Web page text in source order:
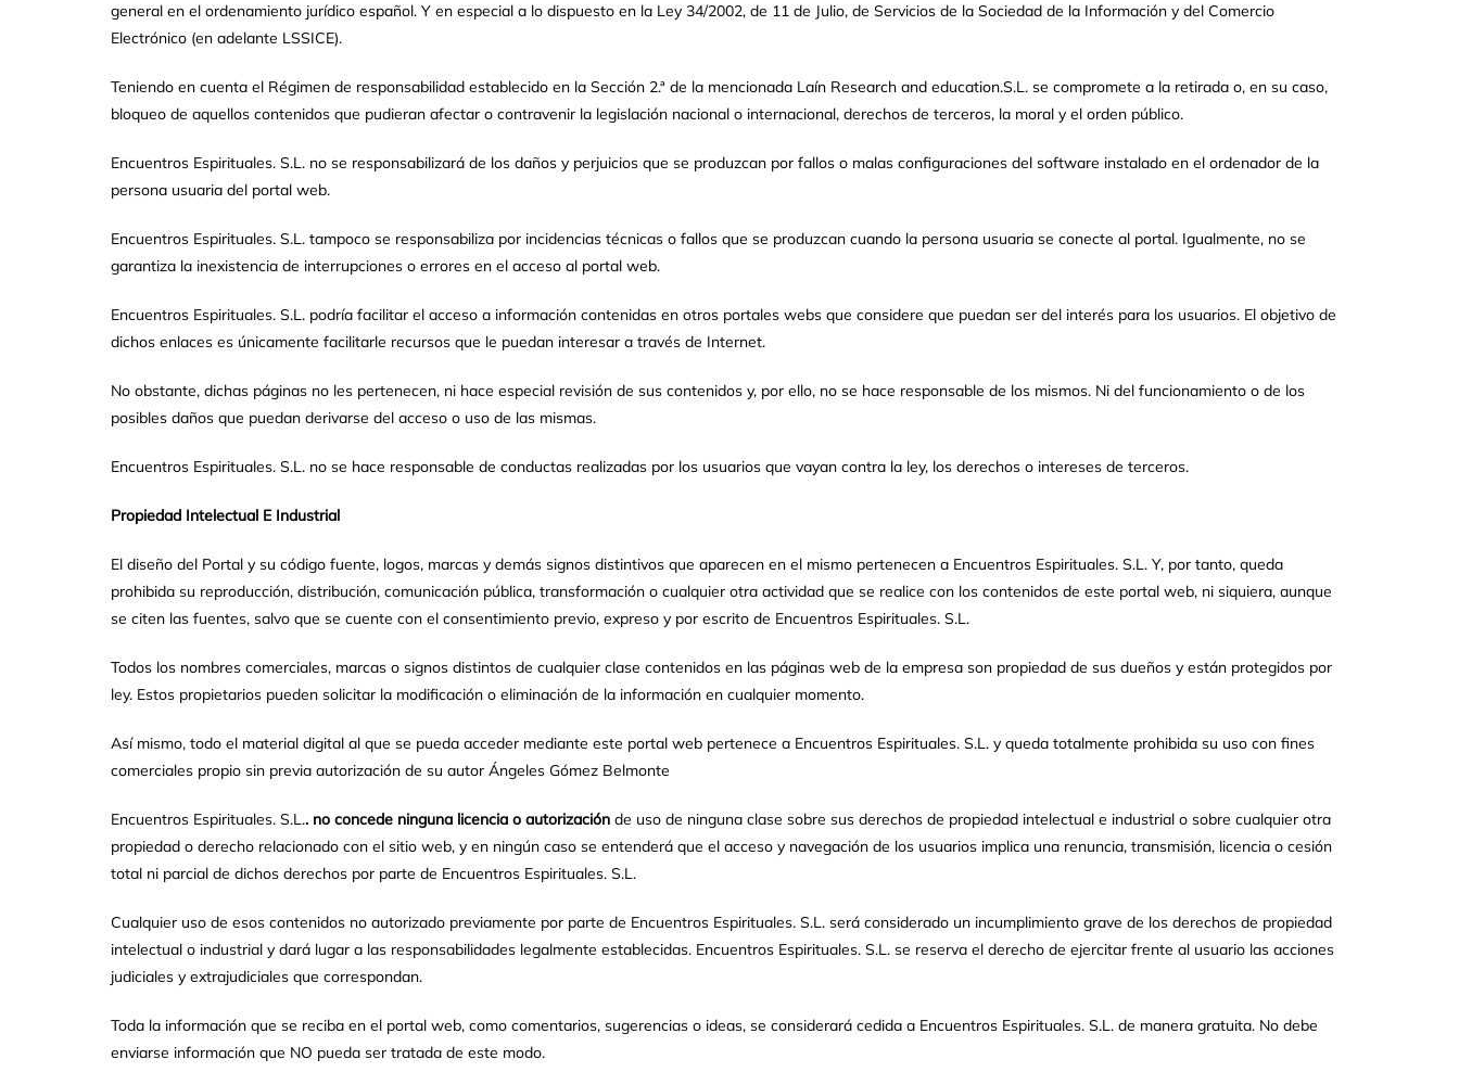
general en el ordenamiento jurídico español. Y en especial a lo dispuesto en la Ley 34/2002, de 11 de Julio, de Servicios de la Sociedad de la Información y del Comercio
Electrónico (en adelante LSSICE).
Teniendo en cuenta el Régimen de responsabilidad establecido en la Sección 2.ª de la mencionada Laín Research and education.S.L. se compromete a la retirada o, en su caso,
bloqueo de aquellos contenidos que pudieran afectar o contravenir la legislación nacional o internacional, derechos de terceros, la moral y el orden público.
Encuentros Espirituales. S.L. no se responsabilizará de los daños y perjuicios que se produzcan por fallos o malas configuraciones del software instalado en el ordenador de la
persona usuaria del portal web.
Encuentros Espirituales. S.L. tampoco se responsabiliza por incidencias técnicas o fallos que se produzcan cuando la persona usuaria se conecte al portal. Igualmente, no se
garantiza la inexistencia de interrupciones o errores en el acceso al portal web.
Encuentros Espirituales. S.L. podría facilitar el acceso a información contenidas en otros portales webs que considere que puedan ser del interés para los usuarios. El objetivo de
dichos enlaces es únicamente facilitarle recursos que le puedan interesar a través de Internet.
No obstante, dichas páginas no les pertenecen, ni hace especial revisión de sus contenidos y, por ello, no se hace responsable de los mismos. Ni del funcionamiento o de los
posibles daños que puedan derivarse del acceso o uso de las mismas.
Encuentros Espirituales. S.L. no se hace responsable de conductas realizadas por los usuarios que vayan contra la ley, los derechos o intereses de terceros.
Propiedad Intelectual E Industrial
El diseño del Portal y su código fuente, logos, marcas y demás signos distintivos que aparecen en el mismo pertenecen a Encuentros Espirituales. S.L. Y, por tanto, queda
prohibida su reproducción, distribución, comunicación pública, transformación o cualquier otra actividad que se realice con los contenidos de este portal web, ni siquiera, aunque
se citen las fuentes, salvo que se cuente con el consentimiento previo, expreso y por escrito de Encuentros Espirituales. S.L.
Todos los nombres comerciales, marcas o signos distintos de cualquier clase contenidos en las páginas web de la empresa son propiedad de sus dueños y están protegidos por
ley. Estos propietarios pueden solicitar la modificación o eliminación de la información en cualquier momento.
Así mismo, todo el material digital al que se pueda acceder mediante este portal web pertenece a Encuentros Espirituales. S.L. y queda totalmente prohibida su uso con fines
comerciales propio sin previa autorización de su autor Ángeles Gómez Belmonte
Encuentros Espirituales. S.L.. no concede ninguna licencia o autorización de uso de ninguna clase sobre sus derechos de propiedad intelectual e industrial o sobre cualquier otra
propiedad o derecho relacionado con el sitio web, y en ningún caso se entenderá que el acceso y navegación de los usuarios implica una renuncia, transmisión, licencia o cesión
total ni parcial de dichos derechos por parte de Encuentros Espirituales. S.L.
Cualquier uso de esos contenidos no autorizado previamente por parte de Encuentros Espirituales. S.L. será considerado un incumplimiento grave de los derechos de propiedad
intelectual o industrial y dará lugar a las responsabilidades legalmente establecidas. Encuentros Espirituales. S.L. se reserva el derecho de ejercitar frente al usuario las acciones
judiciales y extrajudiciales que correspondan.
Toda la información que se reciba en el portal web, como comentarios, sugerencias o ideas, se considerará cedida a Encuentros Espirituales. S.L. de manera gratuita. No debe
enviarse información que NO pueda ser tratada de este modo.